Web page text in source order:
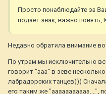
Просто понаблюдайте за
подает знак, важно
Недавно обратила внимание
По утрам мы исключительно
говорит "ааа" в зеве
лабрадорских танцев)))
его таким же "ааааааааааа....",